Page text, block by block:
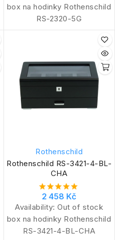
box na hodinky Rothenschild
RS-2320-5G
Rothenschild
Rothenschild RS-3421-4-BL-
CHA
2 458 Kč
Availability: Out of stock
box na hodinky Rothenschild
RS-3421-4-BL-CHA